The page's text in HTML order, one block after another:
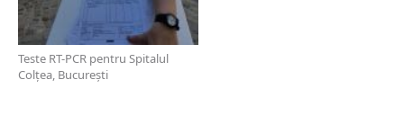
Teste RT-PCR pentru Spitalul
Colțea, București